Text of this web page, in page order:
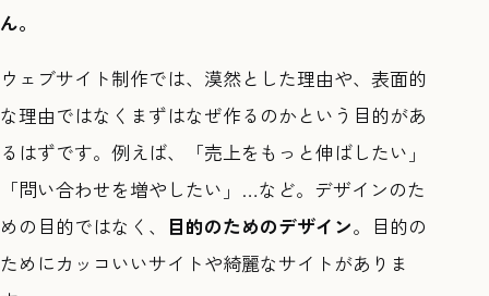
ん。
ウェブサイト制作では、漠然とした理由や、表面的
な理由ではなくまずはなぜ作るのかという目的があ
るはずです。例えば、「売上をもっと伸ばしたい」
「問い合わせを増やしたい」…など。デザインのた
めの目的ではなく、
目的のためのデザイン。目的の
ためにカッコいいサイトや綺麗なサイトがありま